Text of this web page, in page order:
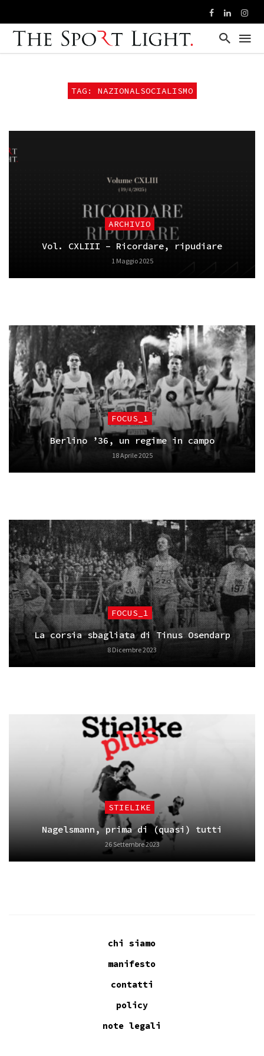
TAG: NAZIONALSOCIALISMO
ARCHIVIO
Vol. CXLIII – Ricordare, ripudiare
1 Maggio 2025
FOCUS_1
Berlino ’36, un regime in campo
18 Aprile 2025
FOCUS_1
La corsia sbagliata di Tinus Osendarp
8 Dicembre 2023
STIELIKE
Nagelsmann, prima di (quasi) tutti
26 Settembre 2023
chi siamo
manifesto
contatti
policy
note legali